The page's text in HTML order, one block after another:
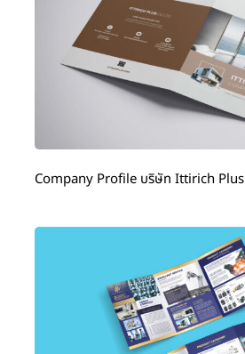
Company Profile บริษัท Ittirich Plus